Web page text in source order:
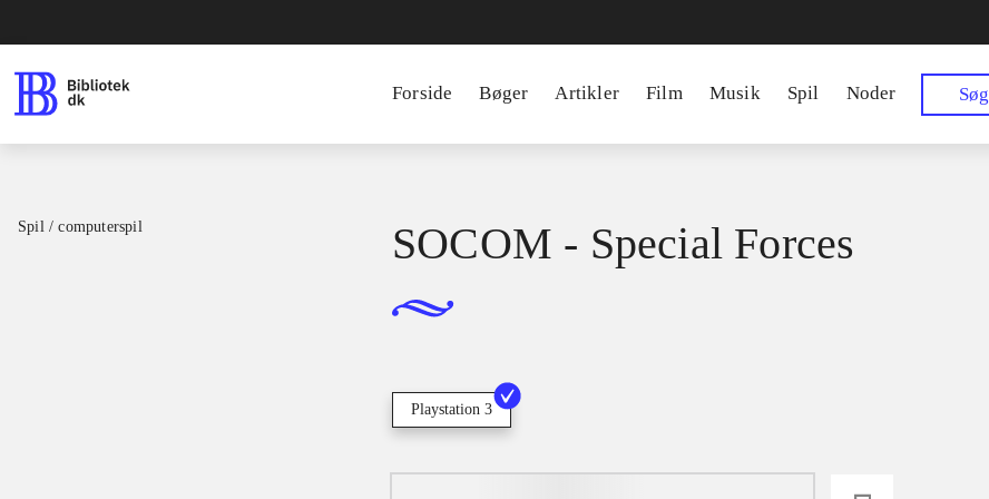
Forside Bøger Artikler Film Musik Spil Noder Søg
Spil / computerspil SOCOM - Special Forces
Playstation 3